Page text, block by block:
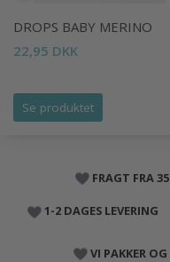
DROPS BABY MERINO
22,95 DKK
Se produktet
FRAGT FRA
1-2 DAGES LEVERING
VI PAKKER